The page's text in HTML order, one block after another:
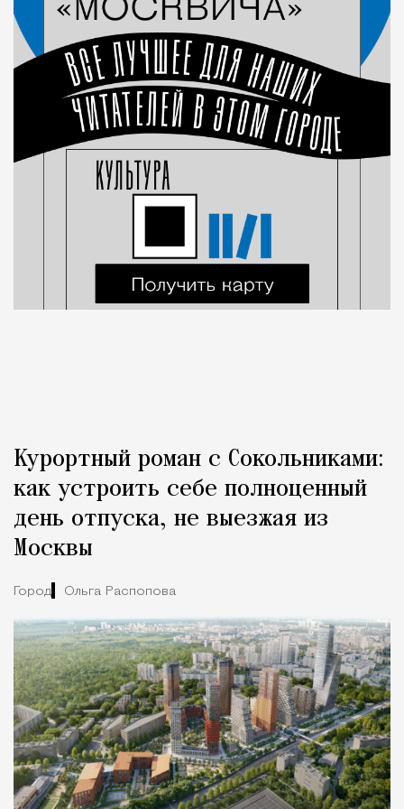
Курортный роман с Сокольниками:
как устроить себе полноценный
день отпуска, не выезжая из
Москвы
Город Ольга Распопова